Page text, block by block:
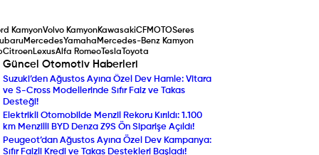
KamyonVolvo KamyonKawasakiCFMOTOSeres
MercedesYamaha Mercedes-Benz Kamyon
CitroenLexusAlfa Romeo Tesla Toyota
Güncel Otomotiv Haberleri
Suzuki’den Ağustos Ayına Özel Dev Hamle: Vitara
ve S-Cross Modellerinde Sıfır Faiz ve Takas
Desteği!
Elektrikli Otomobilde Menzil Rekoru Kırıldı: 1.100
km Menzilli BYD Denza Z9S Ön Siparişe Açıldı!
Peugeot’dan Ağustos Ayına Özel Dev Kampanya:
Sıfır Faizli Kredi ve Takas Destekleri Başladı!